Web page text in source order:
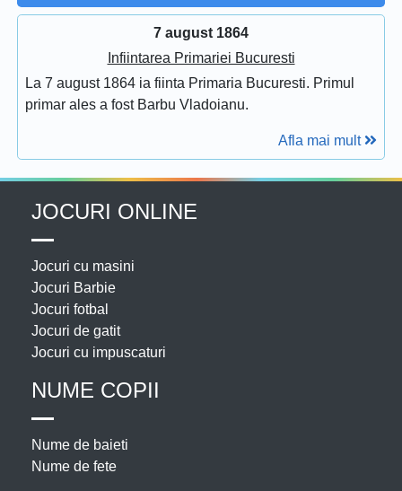
7 august 1864
Infiintarea Primariei Bucuresti
La 7 august 1864 ia fiinta Primaria Bucuresti. Primul
primar ales a fost Barbu Vladoianu.
Afla mai mult
JOCURI ONLINE
Jocuri cu masini
Jocuri Barbie
Jocuri fotbal
Jocuri de gatit
Jocuri cu impuscaturi
NUME COPII
Nume de baieti
Nume de fete